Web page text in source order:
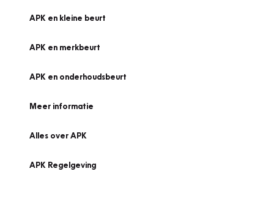
APK en kleine beurt
APK en merkbeurt
APK en onderhoudsbeurt
Meer informatie
Alles over APK
APK Regelgeving